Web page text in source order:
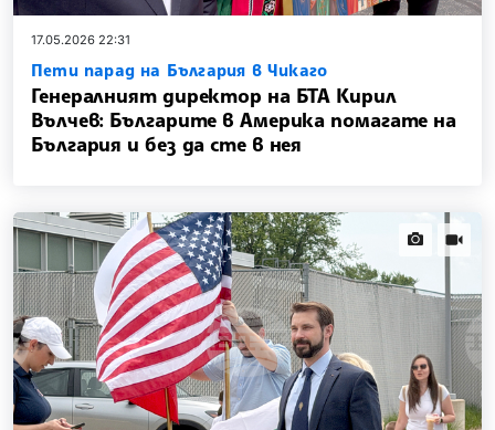
17.05.2026 22:31
Пети парад на България в Чикаго
Генералният директор на БТА Кирил
Вълчев: Българите в Америка помагате на
България и без да сте в нея
news.images